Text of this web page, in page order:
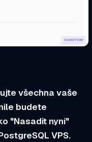
všechna vaše
budete
"Nasadit nyní"
VPS.